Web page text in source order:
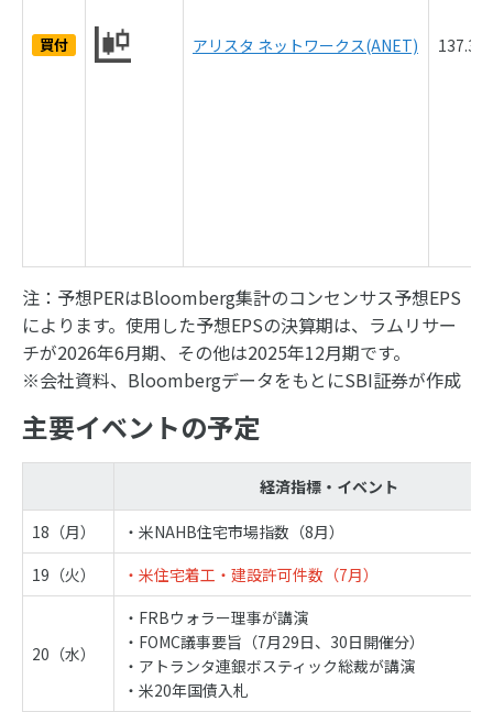
買付 アリスタ ネットワークス(ANET) 137.30
注：予想PERはBloomberg集計のコンセンサス予想EPS
によります。使用した予想EPSの決算期は、ラムリサー
チが2026年6月期、その他は2025年12月期です。
※会社資料、BloombergデータをもとにSBI証券が作成
主要イベントの予定
経済指標・イベント
18（月）
・米NAHB住宅市場指数（8月）
19（火）
・米住宅着工・建設許可件数（7月）
20（水）
・FRBウォラー理事が講演
・FOMC議事要旨（7月29日、30日開催分）
・アトランタ連銀ボスティック総裁が講演
・米20年国債入札